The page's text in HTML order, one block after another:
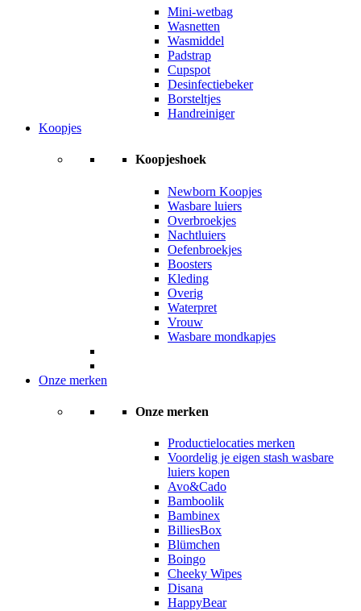
Mini-wetbag
Wasnetten
Wasmiddel
Padstrap
Cupspot
Desinfectiebeker
Borsteltjes
Handreiniger
Koopjes
Koopjeshoek
Newborn Koopjes
Wasbare luiers
Overbroekjes
Nachtluiers
Oefenbroekjes
Boosters
Kleding
Overig
Waterpret
Vrouw
Wasbare mondkapjes
Onze merken
Onze merken
Productielocaties merken
Voordelig je eigen stash wasbare
luiers kopen
Avo&Cado
Bamboolik
Bambinex
BilliesBox
Blümchen
Boingo
Cheeky Wipes
Disana
HappyBear